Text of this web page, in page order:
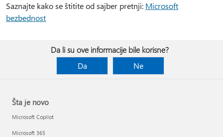
Saznajte kako se štitite od sajber pretnji: Microsoft
bezbednost
Da li su ove informacije bile korisne?
Da
Ne
Šta je novo
Microsoft Copilot
Microsoft 365